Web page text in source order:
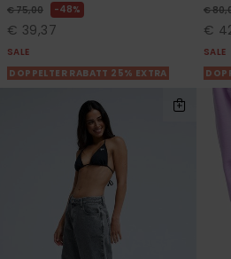
€ 75,00 48%
€ 39,37
SALE
DOPPELTER RABATT 25% EXTRA
€
€
SALE